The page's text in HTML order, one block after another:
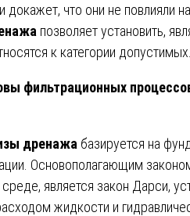
докажет, что они не повлияли
позволяет установить,
к категории допустимых.
фильтрационных
дренажа базируется на
Основополагающим
является закон Дарси,
жидкости и